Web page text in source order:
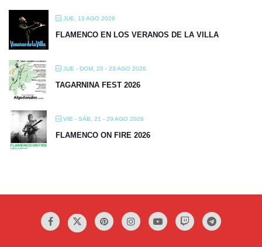
JUE, 13 AGO 2026
FLAMENCO EN LOS VERANOS DE LA VILLA
JUE - DOM, 20 - 23 AGO 2026
TAGARNINA FEST 2026
VIE - SÁB, 21 - 29 AGO 2026
FLAMENCO ON FIRE 2026